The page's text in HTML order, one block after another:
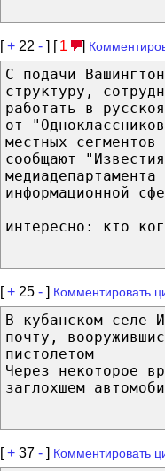
[+ 22 - ] [ 1 ]
С подачи
структуру,
работать в
от
местных
сообщают
информационной
интересно: кто
[+ 25 - ] Комментировать
В кубанском селе
почту,
пистолетом
Через некоторое
заглохшем
[+ 37 - ] Комментировать